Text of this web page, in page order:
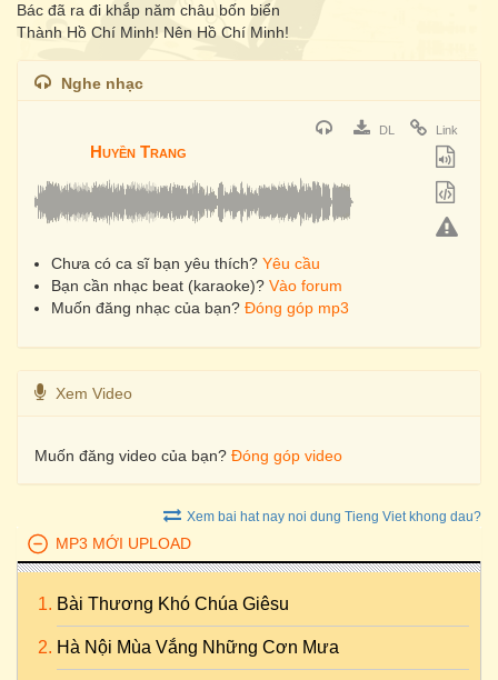
Bác đã ra đi khắp năm châu bốn biển
Thành Hồ Chí Minh! Nên Hồ Chí Minh!
Nghe nhạc
DL Link
Huyền Trang
Chưa có ca sĩ bạn yêu thích? Yêu cầu
Bạn cần nhạc beat (karaoke)? Vào forum
Muốn đăng nhạc của bạn? Đóng góp mp3
Xem Video
Muốn đăng video của bạn? Đóng góp video
Xem bai hat nay noi dung Tieng Viet khong dau?
MP3 MỚI UPLOAD
Bài Thương Khó Chúa Giêsu
Hà Nội Mùa Vắng Những Cơn Mưa